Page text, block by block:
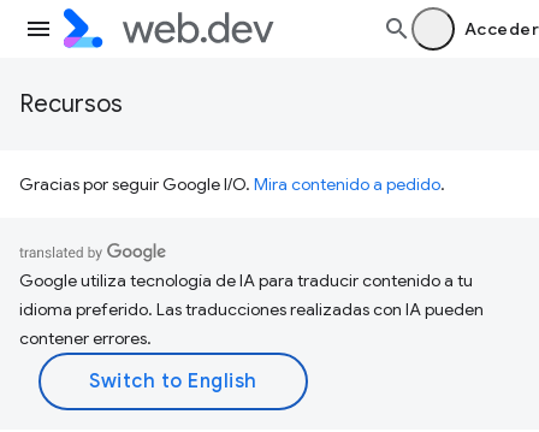
Acceder
Recursos
Gracias por seguir Google I/O. Mira contenido a pedido.
Google utiliza tecnología de IA para traducir contenido a tu
idioma preferido. Las traducciones realizadas con IA pueden
contener errores.